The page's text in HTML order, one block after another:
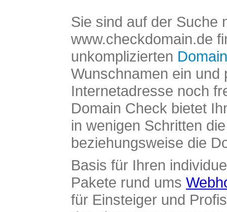
Sie sind auf der Suche
www.checkdomain.de
unkomplizierten
Wunschnamen ein und
Internetadresse noch
Domain Check bietet
in wenigen Schritten
beziehungsweise die
Basis für Ihren
Pakete rund ums
für Einsteiger und